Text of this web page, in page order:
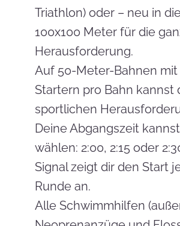
Triathlon) oder – neu in
100x100 Meter für die
Herausforderung.
Auf 50-Meter-Bahnen mit
Startern pro Bahn kannst
sportlichen
Deine Abgangszeit
wählen: 2:00, 2:15 oder
Signal zeigt dir den Start
Runde an.
Alle Schwimmhilfen